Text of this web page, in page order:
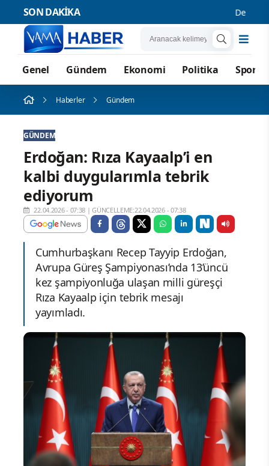
SON DAKİKA Demirtaş
Genel Gündem Ekonomi Politika Spor
Haberler Gündem
GÜNDEM
Erdoğan: Rıza Kayaalp’i en
kalbi duygularımla tebrik
ediyorum
22.04.2026 - 07:38 |GÜNCELLEME:22.04.2026 - 07:38
Cumhurbaşkanı Recep Tayyip Erdoğan,
Avrupa Güreş Şampiyonası’nda 13’üncü
kez şampiyonluğa ulaşan milli güreşçi
Rıza Kayaalp için tebrik mesajı
yayımladı.